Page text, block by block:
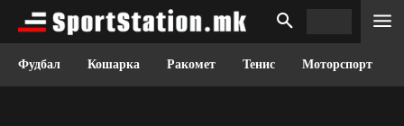
Фудбал Кошарка Ракомет Тенис Моторспорт